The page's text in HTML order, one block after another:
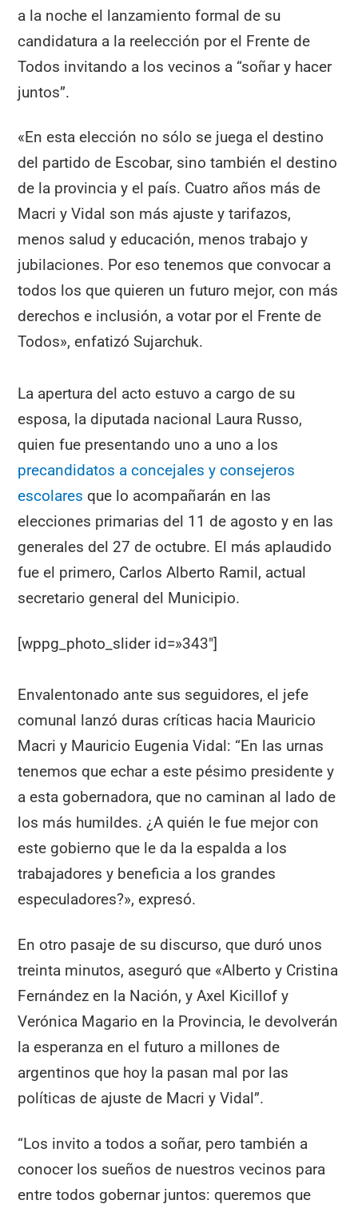
a la noche el lanzamiento formal de su
candidatura a la reelección por el Frente de
Todos invitando a los vecinos a “soñar y hacer
juntos”.
«En esta elección no sólo se juega el destino
del partido de Escobar, sino también el destino
de la provincia y el país. Cuatro años más de
Macri y Vidal son más ajuste y tarifazos,
menos salud y educación, menos trabajo y
jubilaciones. Por eso tenemos que convocar a
todos los que quieren un futuro mejor, con más
derechos e inclusión, a votar por el Frente de
Todos», enfatizó Sujarchuk.
La apertura del acto estuvo a cargo de su
esposa, la diputada nacional Laura Russo,
quien fue presentando uno a uno a los
precandidatos a concejales y consejeros
escolares que lo acompañarán en las
elecciones primarias del 11 de agosto y en las
generales del 27 de octubre. El más aplaudido
fue el primero, Carlos Alberto Ramil, actual
secretario general del Municipio.
[wppg_photo_slider id=»343″]
Envalentonado ante sus seguidores, el jefe
comunal lanzó duras críticas hacia Mauricio
Macri y Mauricio Eugenia Vidal: “En las urnas
tenemos que echar a este pésimo presidente y
a esta gobernadora, que no caminan al lado de
los más humildes. ¿A quién le fue mejor con
este gobierno que le da la espalda a los
trabajadores y beneficia a los grandes
especuladores?», expresó.
En otro pasaje de su discurso, que duró unos
treinta minutos, aseguró que «Alberto y Cristina
Fernández en la Nación, y Axel Kicillof y
Verónica Magario en la Provincia, le devolverán
la esperanza en el futuro a millones de
argentinos que hoy la pasan mal por las
políticas de ajuste de Macri y Vidal”.
“Los invito a todos a soñar, pero también a
conocer los sueños de nuestros vecinos para
entre todos gobernar juntos: queremos que